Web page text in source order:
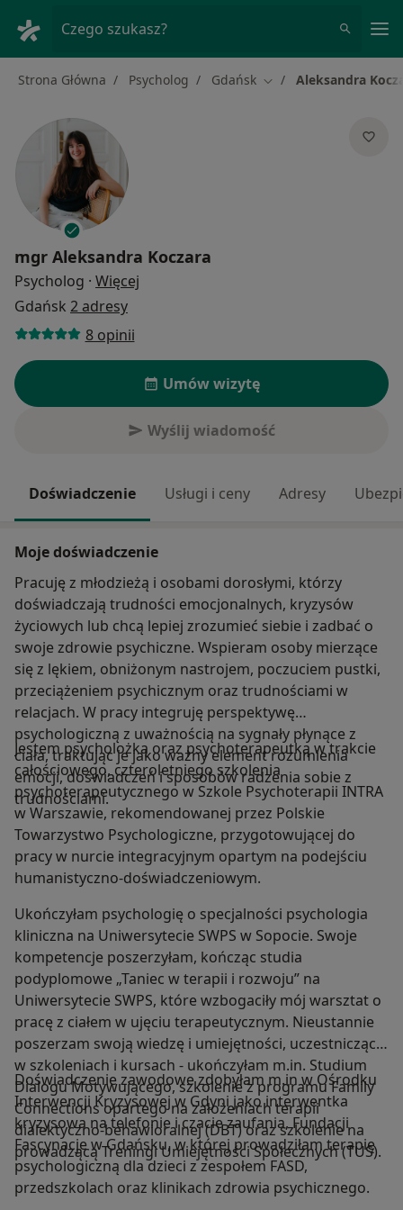
Czego szukasz?
Strona Główna Psycholog Gdańsk Zmień miasto
Aleksandra
mgr Aleksandra Koczara
Psycholog · Więcej
Gdańsk 2 adresy
8 opinii
Umów wizytę
Wyślij wiadomość
Doświadczenie Usługi i ceny Adresy
Moje doświadczenie
Pracuję z młodzieżą i osobami dorosłymi, którzy
doświadczają trudności emocjonalnych, kryzysów
życiowych lub chcą lepiej zrozumieć siebie i zadbać o
swoje zdrowie psychiczne. Wspieram osoby mierzące
się z lękiem, obniżonym nastrojem, poczuciem pustki,
przeciążeniem psychicznym oraz trudnościami w
relacjach. W pracy integruję perspektywę
psychologiczną z uważnością na sygnały płynące z
ciała, traktując je jako ważny element rozumienia
emocji, doświadczeń i sposobów radzenia sobie z
trudnościami.
Jestem psycholożką oraz psychoterapeutką w trakcie
całościowego, czteroletniego szkolenia
psychoterapeutycznego w Szkole Psychoterapii INTRA
w Warszawie, rekomendowanej przez Polskie
Towarzystwo Psychologiczne, przygotowującej do
pracy w nurcie integracyjnym opartym na podejściu
humanistyczno-doświadczeniowym.
Ukończyłam psychologię o specjalności psychologia
kliniczna na Uniwersytecie SWPS w Sopocie. Swoje
kompetencje poszerzyłam, kończąc studia
podyplomowe „Taniec w terapii i rozwoju” na
Uniwersytecie SWPS, które wzbogaciły mój warsztat o
pracę z ciałem w ujęciu terapeutycznym. Nieustannie
poszerzam swoją wiedzę i umiejętności, uczestnicząc
w szkoleniach i kursach - ukończyłam m.in. Studium
Dialogu Motywującego, szkolenie z programu Family
Connections opartego na założeniach terapii
dialektyczno-behawioralnej (DBT) oraz szkolenie na
prowadzącą Treningi Umiejętności Społecznych (TUS).
Doświadczenie zawodowe zdobyłam m.in w Ośrodku
Interwencji Kryzysowej w Gdyni jako interwentka
kryzysowa na telefonie i czacie zaufania, Fundacji
Fascynacje w Gdańsku, w której prowadziłam terapię
psychologiczną dla dzieci z zespołem FASD,
przedszkolach oraz klinikach zdrowia psychicznego.